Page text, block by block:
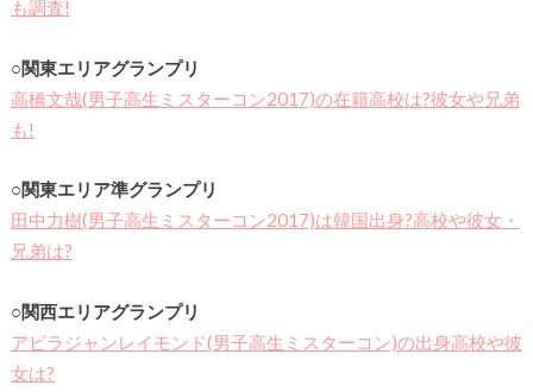
も調査!
○関東エリアグランプリ
高橋文哉(男子高生ミスターコン2017)の在籍高校は?彼女や兄弟
も!
○関東エリア準グランプリ
田中力樹(男子高生ミスターコン2017)は韓国出身?高校や彼女・
兄弟は?
○関西エリアグランプリ
アビラジャンレイモンド(男子高生ミスターコン)の出身高校や彼
女は?